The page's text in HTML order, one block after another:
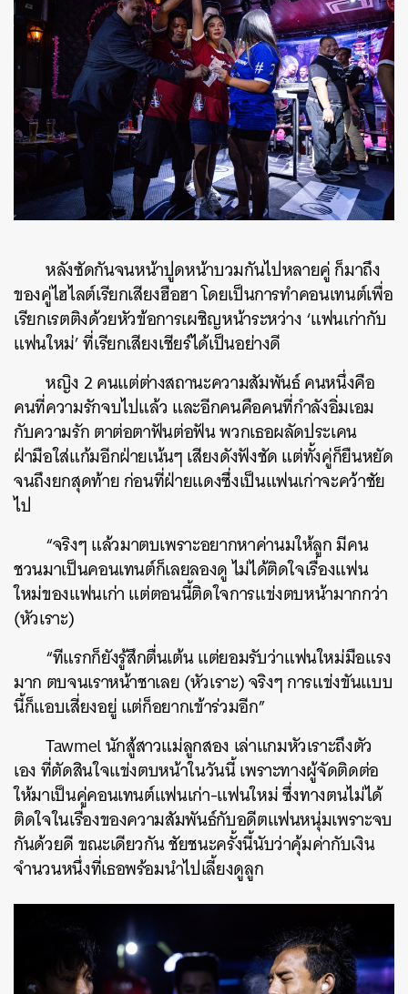
หลังซัดกันจนหน้าปูดหน้าบวมกันไปหลายคู่ ก็มาถึง
ของคู่ไฮไลต์เรียกเสียงฮือฮา โดยเป็นการทำคอนเทนต์เพื่อ
เรียกเรตติงด้วยหัวข้อการเผชิญหน้าระหว่าง ‘แฟนเก่ากับ
แฟนใหม่’ ที่เรียกเสียงเชียร์ได้เป็นอย่างดี
หญิง 2 คนแต่ต่างสถานะความสัมพันธ์ คนหนึ่งคือ
คนที่ความรักจบไปแล้ว และอีกคนคือคนที่กำลังอิ่มเอม
กับความรัก ตาต่อตาฟันต่อฟัน พวกเธอผลัดประเคน
ฝ่ามือใส่แก้มอีกฝ่ายเน้นๆ เสียงดังฟังชัด แต่ทั้งคู่ก็ยืนหยัด
จนถึงยกสุดท้าย ก่อนที่ฝ่ายแดงซึ่งเป็นแฟนเก่าจะคว้าชัย
ไป
“จริงๆ แล้วมาตบเพราะอยากหาค่านมให้ลูก มีคน
ชวนมาเป็นคอนเทนต์ก็เลยลองดู ไม่ได้ติดใจเรื่องแฟน
ใหม่ของแฟนเก่า แต่ตอนนี้ติดใจการแข่งตบหน้ามากกว่า
(หัวเราะ)
“ทีแรกก็ยังรู้สึกตื่นเต้น แต่ยอมรับว่าแฟนใหม่มือแรง
มาก ตบจนเราหน้าชาเลย (หัวเราะ) จริงๆ การแข่งขันแบบ
นี้ก็แอบเสี่ยงอยู่ แต่ก็อยากเข้าร่วมอีก”
Tawmel นักสู้สาวแม่ลูกสอง เล่าแกมหัวเราะถึงตัว
เอง ที่ตัดสินใจแข่งตบหน้าในวันนี้ เพราะทางผู้จัดติดต่อ
ให้มาเป็นคู่คอนเทนต์แฟนเก่า-แฟนใหม่ ซึ่งทางตนไม่ได้
ติดใจในเรื่องของความสัมพันธ์กับอดีตแฟนหนุ่มเพราะจบ
กันด้วยดี ขณะเดียวกัน ชัยชนะครั้งนี้นับว่าคุ้มค่ากับเงิน
จำนวนหนึ่งที่เธอพร้อมนำไปเลี้ยงดูลูก